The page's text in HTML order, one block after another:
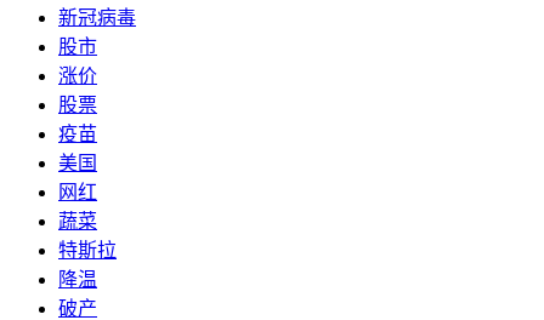
新冠病毒
股市
涨价
股票
疫苗
美国
网红
蔬菜
特斯拉
降温
破产